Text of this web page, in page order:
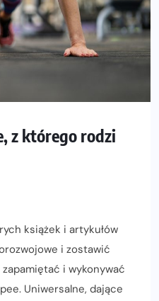
z którego rodzi
książek i artykułów
i zostawić
i wykonywać
Uniwersalne, dające